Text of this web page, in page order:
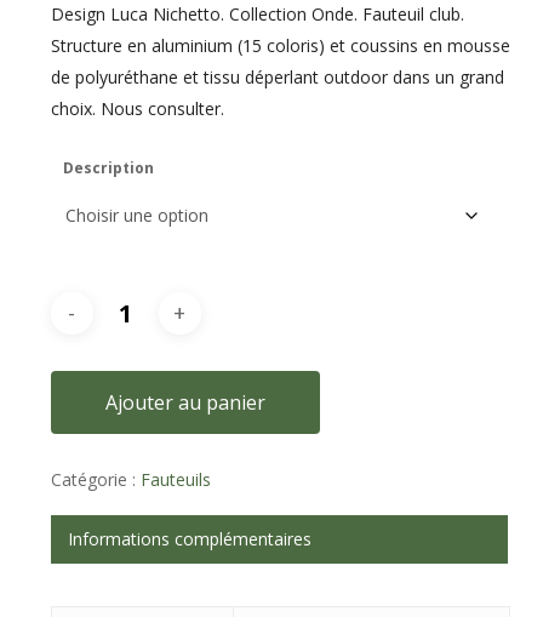
Design Luca Nichetto. Collection Onde. Fauteuil club.
Structure en aluminium (15 coloris) et coussins en mousse
de polyuréthane et tissu déperlant outdoor dans un grand
choix. Nous consulter.
Description
Ajouter au panier
Catégorie : Fauteuils
Informations complémentaires